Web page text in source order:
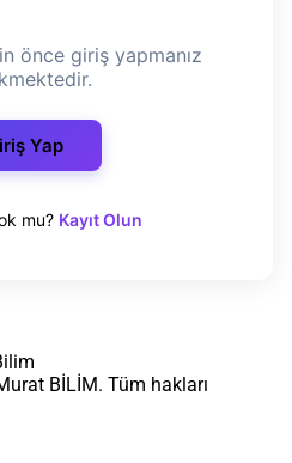
önce giriş yapmanız
Yap
mu? Kayıt Olun
BİLİM. Tüm hakları